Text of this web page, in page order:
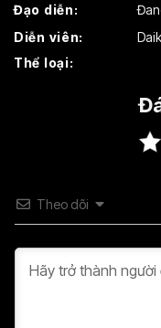
Tập 22
Đạo diễn:
Diễn viên:
Thể loại:
Theo dõi